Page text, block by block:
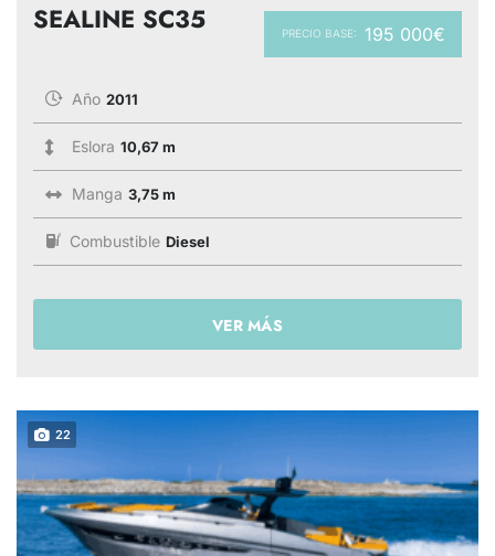
PRECIO BASE: 195 000€
SEALINE SC35
Año 2011
Eslora 10,67 m
Manga 3,75 m
Combustible Diesel
VER MÁS
22